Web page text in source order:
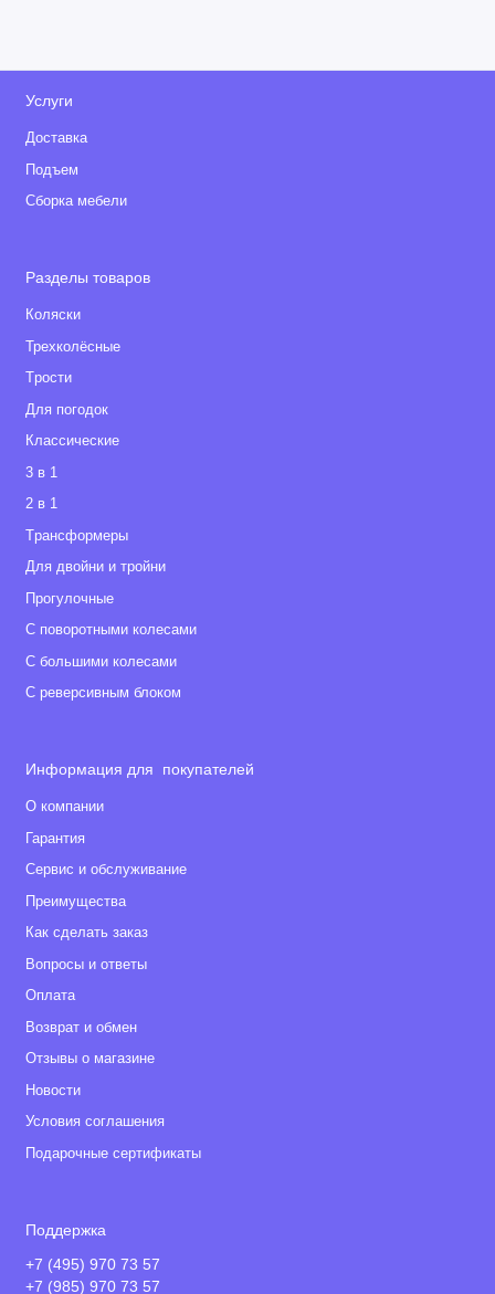
Услуги
Доставка
Подъем
Сборка мебели
Разделы товаров
Коляски
Трехколёсные
Tрости
Для погодок
Классические
3 в 1
2 в 1
Tрансформеры
Для двойни и тройни
Прогулочные
С поворотными колесами
С большими колесами
С реверсивным блоком
Информация для покупателей
О компании
Гарантия
Сервис и обслуживание
Преимущества
Как сделать заказ
Вопросы и ответы
Оплата
Возврат и обмен
Отзывы о магазине
Новости
Условия соглашения
Подарочные сертификаты
Поддержка
+7 (495) 970 73 57
+7 (985) 970 73 57